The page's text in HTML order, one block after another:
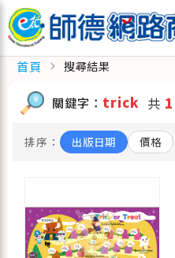
首頁 chevron_right 搜尋結果
關鍵字： trick 共 1
排序： 出版日期 價格